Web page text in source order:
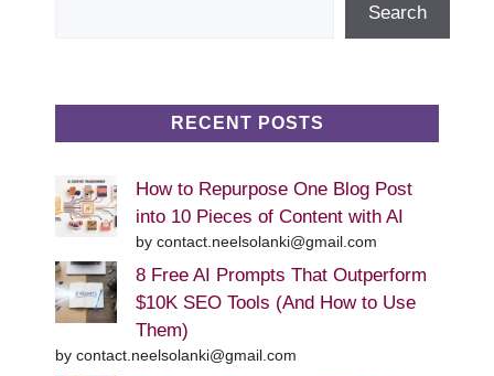
Search
RECENT POSTS
How to Repurpose One Blog Post
into 10 Pieces of Content with AI
by contact.neelsolanki@gmail.com
8 Free AI Prompts That Outperform
$10K SEO Tools (And How to Use
Them)
by contact.neelsolanki@gmail.com